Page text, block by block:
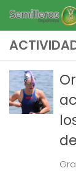
Saltar al